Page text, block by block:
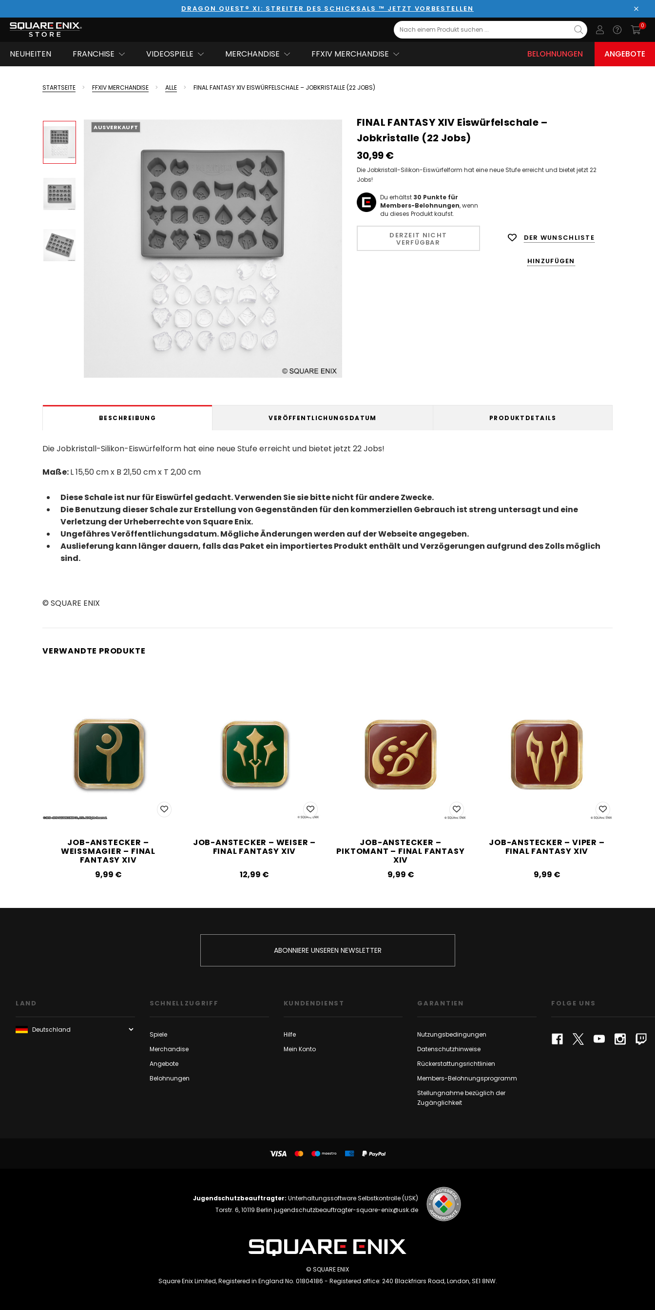
DRAGON QUEST® XI: STREITER DES SCHICKSALS ™ JETZT VORBESTELLEN
Search
0
NEUHEITEN FRANCHISE VIDEOSPIELE MERCHANDISE FFXIV MERCHANDISE BELOHNUNGEN ANGEBOTE
STARTSEITE FFXIV MERCHANDISE ALLE FINAL FANTASY XIV EISWÜRFELSCHALE – JOBKRISTALLE (22 JOBS)
AUSVERKAUFT
FINAL FANTASY XIV Eiswürfelschale –
Jobkristalle (22 Jobs)
30,99‎ ‎€
Die Jobkristall-Silikon-Eiswürfelform hat eine neue Stufe erreicht und bietet jetzt 22
Jobs!
Du erhältst 30 Punkte für
Members-Belohnungen, wenn
du dieses Produkt kaufst.
DERZEIT NICHT
VERFÜGBAR
DER WUNSCHLISTE
HINZUFÜGEN
BESCHREIBUNG VERÖFFENTLICHUNGSDATUM PRODUKTDETAILS
Die Jobkristall-Silikon-Eiswürfelform hat eine neue Stufe erreicht und bietet jetzt 22 Jobs!
Maße:L 15,50 cm x B 21,50 cm x T 2,00 cm
Diese Schale ist nur für Eiswürfel gedacht. Verwenden Sie sie bitte nicht für andere Zwecke.
Die Benutzung dieser Schale zur Erstellung von Gegenständen für den kommerziellen Gebrauch ist streng untersagt und eine
Verletzung der Urheberrechte von Square Enix.
Ungefähres Veröffentlichungsdatum. Mögliche Änderungen werden auf der Webseite angegeben.
Auslieferung kann länger dauern, falls das Paket ein importiertes Produkt enthält und Verzögerungen aufgrund des Zolls möglich
sind.
© SQUARE ENIX
VERWANDTE PRODUKTE
JOB-ANSTECKER –
WEISSMAGIER – FINAL F
ANTASY XIV
9,99‎ ‎€
JOB-ANSTECKER – WEISER –
FINAL FANTASY XIV
12,99‎ ‎€
JOB-ANSTECKER –
PIKTOMANT – FINAL FANTASY
XIV
9,99‎ ‎€
JOB-ANSTECKER – VIPER –
FINAL FANTASY XIV
9,99‎ ‎€
ABONNIERE UNSEREN NEWSLETTER
LAND SCHNELLZUGRIFF
Spiele
Merchandise
Angebote
Belohnungen
KUNDENDIENST
Hilfe
Mein Konto
GARANTIEN
Nutzungsbedingungen
Datenschutzhinweise
Rückerstattungsrichtlinien
Members-Belohnungsprogramm
Stellungnahme bezüglich der
Zugänglichkeit
FOLGE UNS
Jugendschutzbeauftragter: Unterhaltungssoftware Selbstkontrolle (USK)
Torstr. 6, 10119 Berlin jugendschutzbeauftragter-square-enix@usk.de
© SQUARE ENIX
Square Enix Limited, Registered in England No. 01804186 - Registered office: 240 Blackfriars Road, London, SE1 8NW.